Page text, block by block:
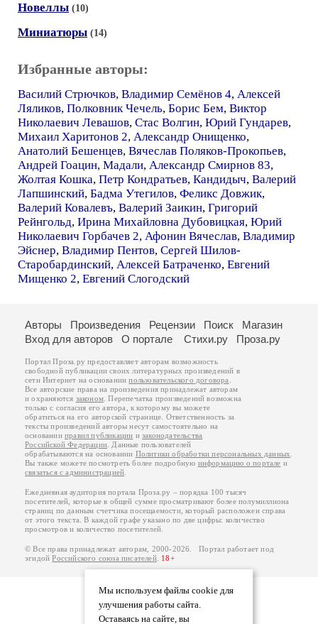
Новеллы (10)
Миниатюры (14)
Избранные авторы:
Василий Стрючков, Владимир Семёнов 4, Алексей
Ляликов, Полковник Чечель, Борис Бем, Виктор
Николаевич Левашов, Стас Волгин, Юрий Гундарев,
Михаил Харитонов 2, Александр Онищенко,
Анатолий Бешенцев, Вячеслав Поляков-Прокопьев,
Андрей Гоацин, Мадали, Александр Смирнов 83,
Жолтая Кошка, Петр Кондратьев, Кандидыч, Валерий
Лапшинский, Бадма Утегилов, Феликс Довжик,
Валерий Ковалевъ, Валерий Заикин, Григорий
Рейнгольд, Ирина Михайловна Дубовицкая, Юрий
Николаевич Горбачев 2, Афонин Вячеслав, Владимир
Эйснер, Владимир Пентов, Сергей Шилов-
Старобардинский, Алексей Батраченко, Евгений
Мищенко 2, Евгений Слогодский
Мы используем файлы cookie для
улучшения работы сайта.
Оставаясь на сайте, вы
Авторы Произведения Рецензии Поиск
Магазин
Вход для авторов
О портале Стихи.ру Проза.ру
Портал Проза.ру предоставляет авторам возможность
свободной публикации своих литературных произведений в
сети Интернет на основаниипользовательского договора
Все авторские права на произведения принадлежат авторам
и охраняются законом . Перепечатка произведений возможна
только с согласия его автора, к которому вы можете
обратиться на его авторской странице. Ответственность за
тексты произведений авторы несут самостоятельно на
основанииправил публикации изаконодательства
Российской Федерации . Данные пользователей
обрабатываются на основании Политики обработки персональных данных
Вы также можете посмотреть более подробную информацию о портале и
связаться с администрацией
Ежедневная аудитория портала Проза.ру – порядка 100 тысяч
посетителей, которые в общей сумме просматривают более полумиллиона
страниц по данным счетчика посещаемости, который расположен справа
от этого текста. В каждой графе указано по две цифры: количество
просмотров и количество посетителей.
© Все права принадлежат авторам, 2000-2026. Портал работает под
эгидойРоссийского союза писателей. 18+